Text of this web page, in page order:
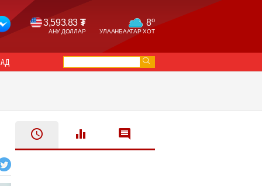
3,593.83 ₮
АНУ ДОЛЛАР
8o
УЛААНБААТАР ХОТ